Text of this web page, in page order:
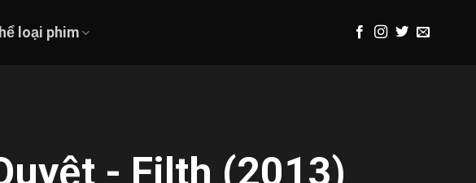
loại phim
- Filth (2013)